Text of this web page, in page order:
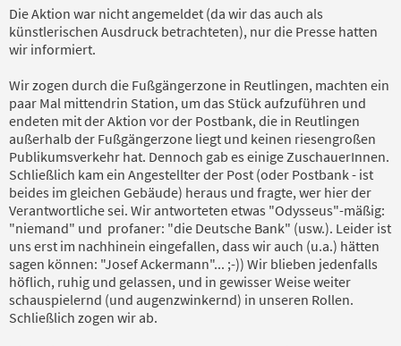
Die Aktion war nicht angemeldet (da wir das auch als
künstlerischen Ausdruck betrachteten), nur die Presse hatten
wir informiert.
Wir zogen durch die Fußgängerzone in Reutlingen, machten ein
paar Mal mittendrin Station, um das Stück aufzuführen und
endeten mit der Aktion vor der Postbank, die in Reutlingen
außerhalb der Fußgängerzone liegt und keinen riesengroßen
Publikumsverkehr hat. Dennoch gab es einige ZuschauerInnen.
Schließlich kam ein Angestellter der Post (oder Postbank - ist
beides im gleichen Gebäude) heraus und fragte, wer hier der
Verantwortliche sei. Wir antworteten etwas "Odysseus"-mäßig:
"niemand" und profaner: "die Deutsche Bank" (usw.). Leider ist
uns erst im nachhinein eingefallen, dass wir auch (u.a.) hätten
sagen können: "Josef Ackermann"... ;-)) Wir blieben jedenfalls
höflich, ruhig und gelassen, und in gewisser Weise weiter
schauspielernd (und augenzwinkernd) in unseren Rollen.
Schließlich zogen wir ab.